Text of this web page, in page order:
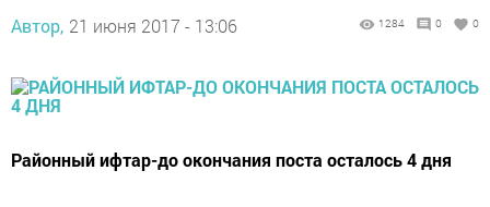
Автор, 21 июня 2017 - 13:06 1284 0 0
Районный ифтар-до окончания поста осталось 4 дня